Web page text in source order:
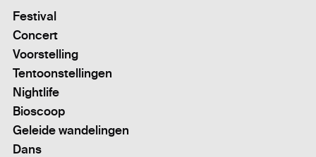
Festival
Concert
Voorstelling
Tentoonstellingen
Nightlife
Bioscoop
Geleide wandelingen
Dans